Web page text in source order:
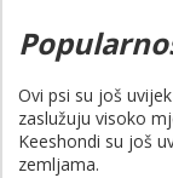
Ovi psi su još
zaslužuju visoko
Keeshondi su još
zemljama.